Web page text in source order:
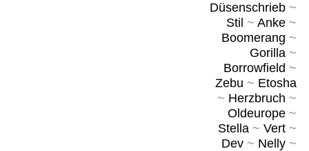
Düsenschrieb~
Stil ~ Anke~
Boomerang ~
Gorilla~
Borrowfield ~
Zebu ~ Etosha
~ Herzbruch ~
Oldeurope~
Stella~ Vert~
Dev~ Nelly~